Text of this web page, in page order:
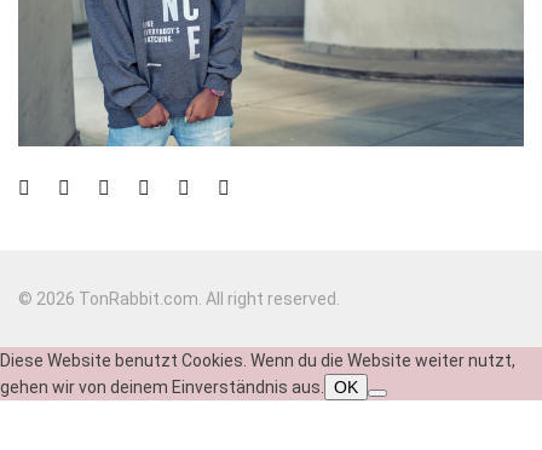
© 2026 TonRabbit.com. All right reserved.
Diese Website benutzt Cookies. Wenn du die Website weiter nutzt,
gehen wir von deinem Einverständnis aus. OK